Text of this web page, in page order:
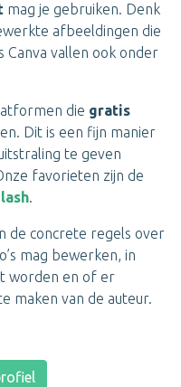
mag je gebruiken. Denk
afbeeldingen die
Canva vallen ook onder
die gratis
Dit is een fijn manier
te geven
favorieten zijn de
.
de concrete regels over
mag bewerken, in
worden en of er
maken van de auteur.